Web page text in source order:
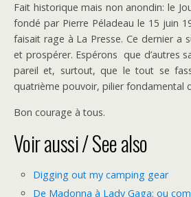
Fait historique mais non anondin: le
fondé par Pierre Péladeau le 15 juin
faisait rage à La Presse. Ce dernier a
et prospérer. Espérons que d’autres
pareil et, surtout, que le tout se
quatrième pouvoir, pilier fondamental
Bon courage à tous.
Voir aussi / See also
Digging out my camping gear
De Madonna à Lady Gaga: ou